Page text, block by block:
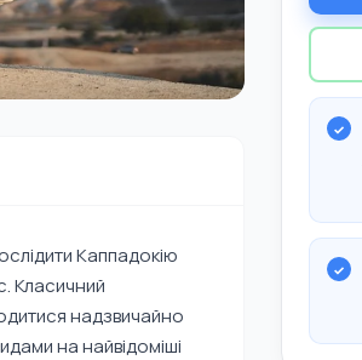
Каппадокію
Класичний
надзвичайно
на найвідоміші